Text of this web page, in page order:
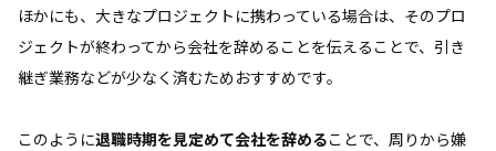
ほかにも、大きなプロジェクトに携わっている場合は、そのプロ
ジェクトが終わってから会社を辞めることを伝えることで、引き
継ぎ業務などが少なく済むためおすすめです。
このように退職時期を見定めて会社を辞めることで、周りから嫌